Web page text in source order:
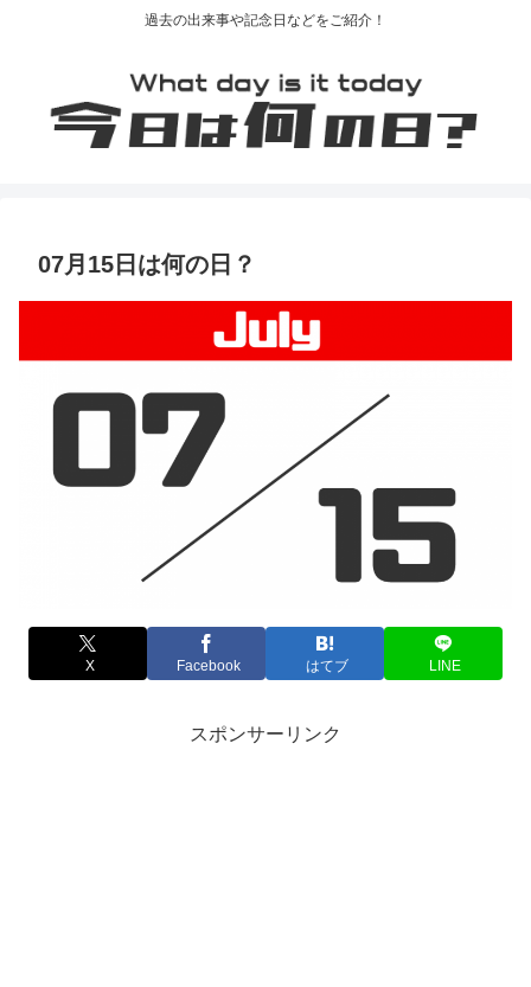
過去の出来事や記念日などをご紹介！
07月15日は何の日？
X Facebook はてブ LINE
スポンサーリンク